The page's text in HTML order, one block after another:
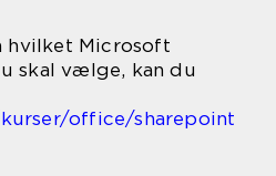
hvilket Microsoft
skal vælge, kan du
office/sharepoint